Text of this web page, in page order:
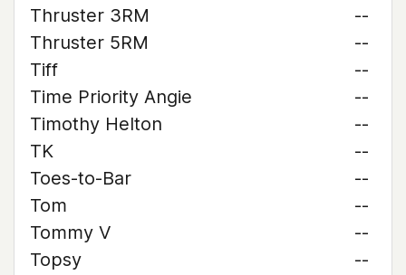
Thruster 3RM
--
Thruster 5RM
--
Tiff
--
Time Priority Angie
--
Timothy Helton
--
TK
--
Toes-to-Bar
--
Tom
--
Tommy V
--
Topsy
--